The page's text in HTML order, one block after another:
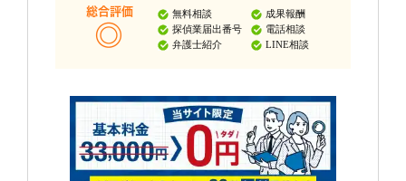
総合評価
無料相談
探偵業届出番号
弁護士紹介
成果報酬
電話相談
LINE相談